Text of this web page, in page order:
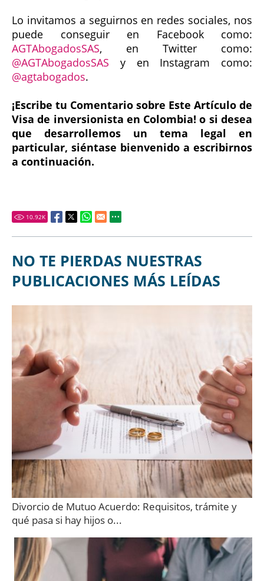
Lo invitamos a seguirnos en redes sociales, nos
puede conseguir en Facebook como:
AGTAbogadosSAS, en Twitter como:
@AGTAbogadosSAS y en Instagram como:
@agtabogados.
¡Escribe tu Comentario sobre Este Artículo de
Visa de inversionista en Colombia! o si desea
que desarrollemos un tema legal en
particular, siéntase bienvenido a escribirnos
a continuación.
10.92K
NO TE PIERDAS NUESTRAS
PUBLICACIONES MÁS LEÍDAS
Divorcio de Mutuo Acuerdo: Requisitos, trámite y
qué pasa si hay hijos o...